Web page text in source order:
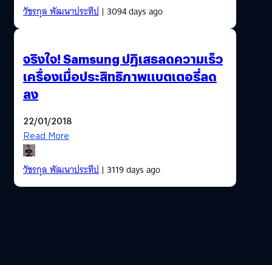
วัชรกุล พัฒนาประทีป| 3094 days ago
จริงใจ! Samsung ปฏิเสธลดความเร็ว
เครื่องเมื่อประสิทธิภาพแบตเตอรี่ลด
ลง
22/01/2018
Read More
วัชรกุล พัฒนาประทีป| 3119 days ago